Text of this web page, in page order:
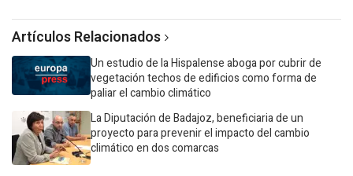
Artículos Relacionados
Un estudio de la Hispalense aboga por cubrir de
vegetación techos de edificios como forma de
paliar el cambio climático
La Diputación de Badajoz, beneficiaria de un
proyecto para prevenir el impacto del cambio
climático en dos comarcas